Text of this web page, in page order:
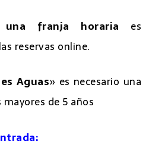
una franja horaria es
reservas online.
Aguas» es necesario una
de 5 años